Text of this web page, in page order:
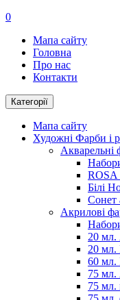
0
Мапа сайту
Головна
Про нас
Контакти
Категорії
Мапа сайту
Художні Фарби і
Акварельні
ROSA
Білі
Сонет
Акрилові
20 мл.
20 мл.
60 мл.
75 мл.
75 мл.